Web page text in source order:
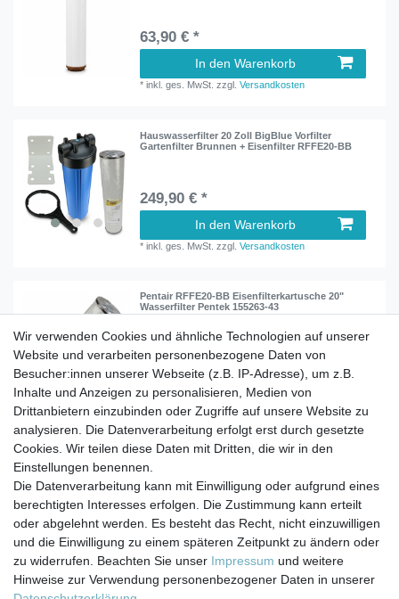
63,90 € *
In den Warenkorb
*inkl. ges. MwSt. zzgl.Versandkosten
Hauswasserfilter 20 Zoll BigBlue Vorfilter
Gartenfilter Brunnen + Eisenfilter RFFE20-BB
249,90 € *
In den Warenkorb
*inkl. ges. MwSt. zzgl.Versandkosten
Pentair RFFE20-BB Eisenfilterkartusche 20"
Wasserfilter Pentek 155263-43
179,90 € *
In den Warenkorb
*inkl. ges. MwSt.zzgl. Versandkosten
Impressum Daten­schutz­erklärung AGB
Barrierefreiheitserklärung Widerrufs­recht
Wir verwenden Cookies und ähnliche Technologien auf unserer
Website und verarbeiten personenbezogene Daten von
Besucher:innen unserer Webseite (z.B. IP-Adresse), um z.B.
Inhalte und Anzeigen zu personalisieren, Medien von
Drittanbietern einzubinden oder Zugriffe auf unsere Website zu
analysieren. Die Datenverarbeitung erfolgt erst durch gesetzte
Cookies. Wir teilen diese Daten mit Dritten, die wir in den
Einstellungen benennen.
Die Datenverarbeitung kann mit Einwilligung oder aufgrund eines
berechtigten Interesses erfolgen. Die Zustimmung kann erteilt
oder abgelehnt werden. Es besteht das Recht, nicht einzuwilligen
und die Einwilligung zu einem späteren Zeitpunkt zu ändern oder
zu widerrufen. Beachten Sie unser Impressum und weitere
Hinweise zur Verwendung personenbezogener Daten in unserer